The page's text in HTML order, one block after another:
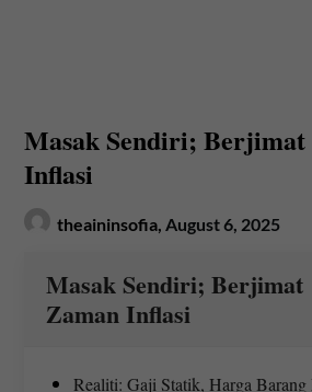
Masak Sendiri; Berjimat
Inflasi
theaininsofia, August 6, 2025
Masak Sendiri; Berjimat
Zaman Inflasi
Realiti: Gaji Statik, Harga